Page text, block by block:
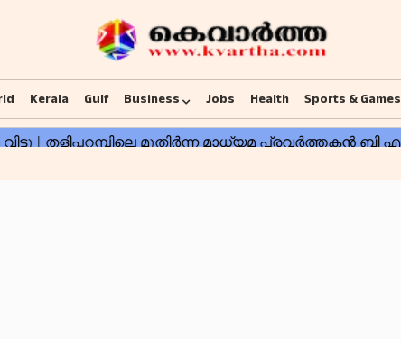
Kerala Gulf Business Jobs Health Sports & Games